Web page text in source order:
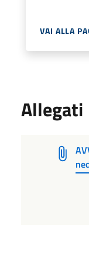
VAI ALLA
Allegati